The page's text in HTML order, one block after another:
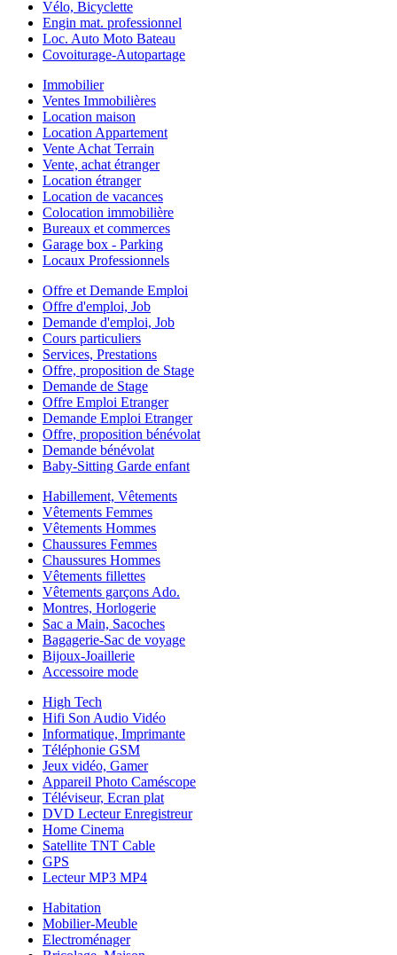
Vélo, Bicyclette
Engin mat. professionnel
Loc. Auto Moto Bateau
Covoiturage-Autopartage
Immobilier
Ventes Immobilières
Location maison
Location Appartement
Vente Achat Terrain
Vente, achat étranger
Location étranger
Location de vacances
Colocation immobilière
Bureaux et commerces
Garage box - Parking
Locaux Professionnels
Offre et Demande Emploi
Offre d'emploi, Job
Demande d'emploi, Job
Cours particuliers
Services, Prestations
Offre, proposition de Stage
Demande de Stage
Offre Emploi Etranger
Demande Emploi Etranger
Offre, proposition bénévolat
Demande bénévolat
Baby-Sitting Garde enfant
Habillement, Vêtements
Vêtements Femmes
Vêtements Hommes
Chaussures Femmes
Chaussures Hommes
Vêtements fillettes
Vêtements garçons Ado.
Montres, Horlogerie
Sac a Main, Sacoches
Bagagerie-Sac de voyage
Bijoux-Joaillerie
Accessoire mode
High Tech
Hifi Son Audio Vidéo
Informatique, Imprimante
Téléphonie GSM
Jeux vidéo, Gamer
Appareil Photo Caméscope
Téléviseur, Ecran plat
DVD Lecteur Enregistreur
Home Cinema
Satellite TNT Cable
GPS
Lecteur MP3 MP4
Habitation
Mobilier-Meuble
Electroménager